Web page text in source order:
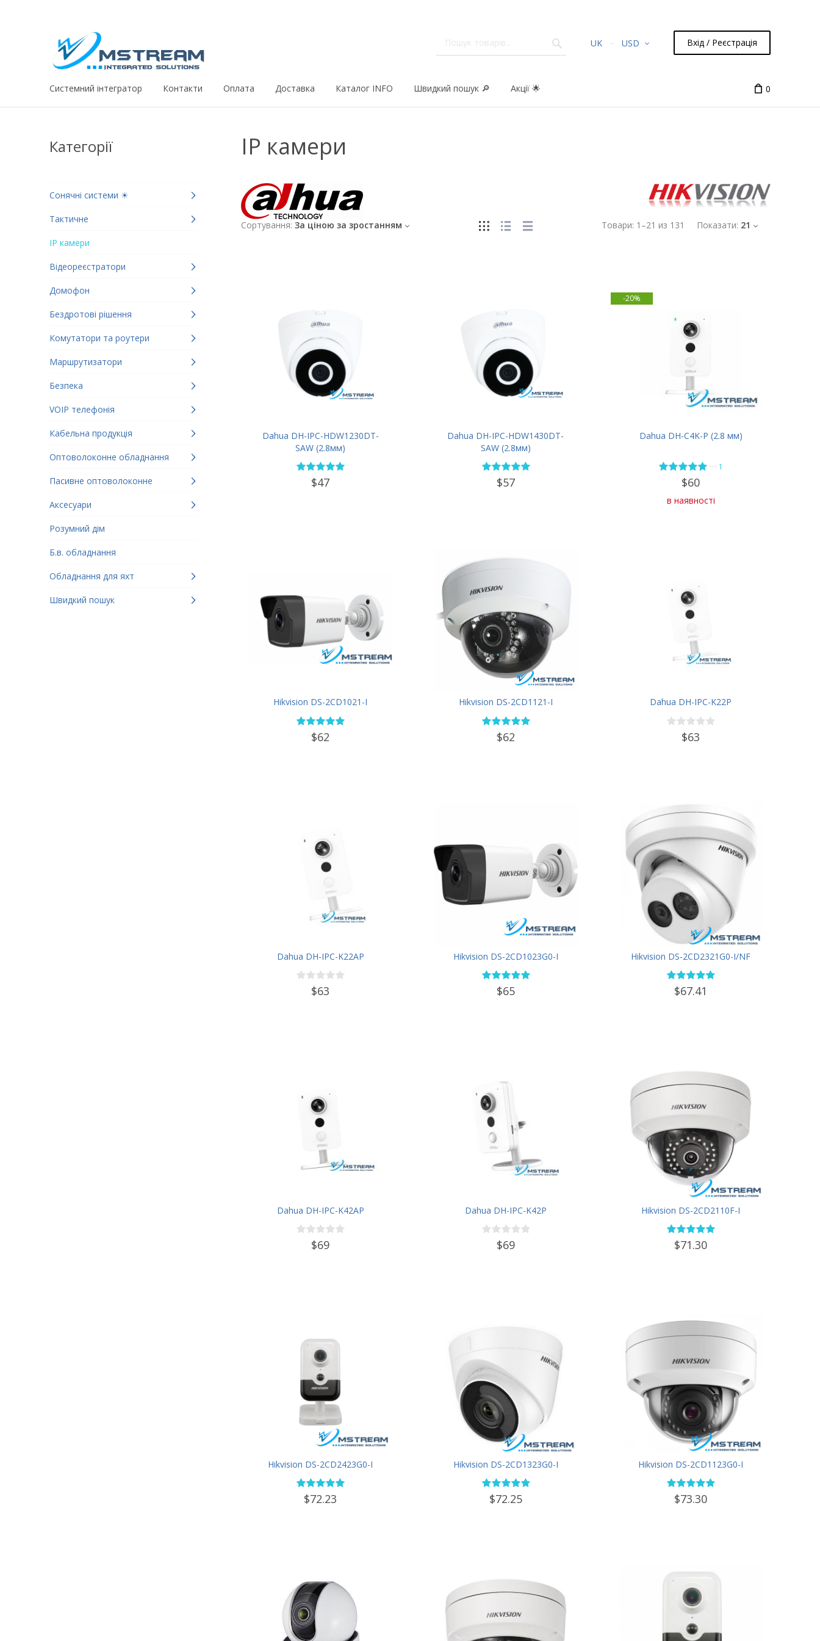
UK USD Вхід / Реєстрація
Системний iнтегратор Контакти Оплата Доставка Каталог INFO Швидкий пошук 🔎 Акції 🌟 0
Категорії
Сонячні системи ☀
Тактичне
IP камери
Відеореєстратори
Домофон
Бездротові рішення
Комутатори та роутери
Маршрутизатори
Безпека
VOIP телефонія
Кабельна продукція
Оптоволоконне обладнання
Пасивне оптоволоконне
Аксесуари
Розумний дім
Б.в. обладнання
Обладнання для яхт
Швидкий пошук
IP камери
Товари: 1 –21 из 131 Показати: 21
Сортування: За ціною за зростанням
Dahua DH-IPC-HDW1230DT-
SAW (2.8мм)
$47
Dahua DH-IPC-HDW1430DT-
SAW (2.8мм)
$57
Dahua DH-C4K-P (2.8 мм)
— 1
$60
в наявності
-20%
Hikvision DS-2CD1021-I
$62
Hikvision DS-2CD1121-I
$62
Dahua DH-IPC-K22P
$63
Dahua DH-IPC-K22AP
$63
Hikvision DS-2CD1023G0-I
$65
Hikvision DS-2CD2321G0-I/NF
$67.41
Dahua DH-IPC-K42AP
$69
Dahua DH-IPC-K42P
$69
Hikvision DS-2CD2110F-I
$71.30
Hikvision DS-2CD2423G0-I
$72.23
Hikvision DS-2CD1323G0-I
$72.25
Hikvision DS-2CD1123G0-I
$73.30